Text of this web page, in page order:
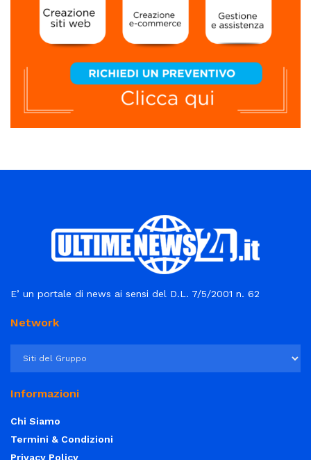
E’ un portale di news ai sensi del D.L. 7/5/2001 n. 62
Network
Informazioni
Chi Siamo
Termini & Condizioni
Privacy Policy